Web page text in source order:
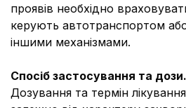
проявів необхідно
керують автотранспортом
іншими механізмами.
Спосіб застосування та дози.
Дозування та термін